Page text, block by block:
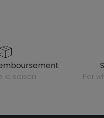
la saison
par whatsapp, e-mail ou